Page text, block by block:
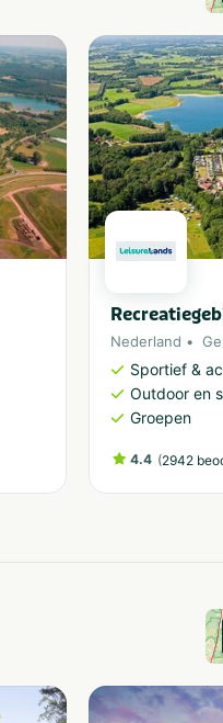
Nederland
Sportief &
Outdoor en
Groepen
4.4 (2942